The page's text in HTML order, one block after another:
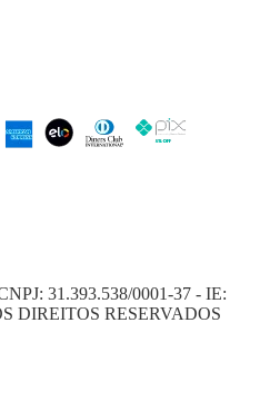
31.393.538/0001-37 - IE:
DIREITOS RESERVADOS